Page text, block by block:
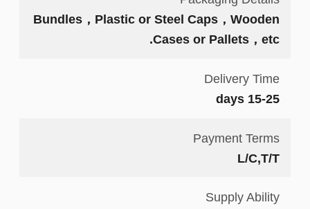
Bundles，Plastic or Steel Caps，Wooden
Cases or Pallets，etc.
Delivery Time
15-25 days
Payment Terms
L/C,T/T
Supply Ability